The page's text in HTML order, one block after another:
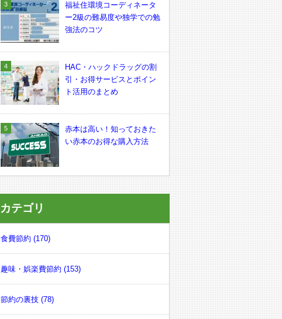
福祉住環境コーディネータ
ー2級の難易度や独学での勉
強法のコツ
HAC・ハックドラッグの割
引・お得サービスとポイン
ト活用のまとめ
赤本は高い！知っておきた
い赤本のお得な購入方法
カテゴリ
食費節約 (170)
趣味・娯楽費節約 (153)
節約の裏技 (78)